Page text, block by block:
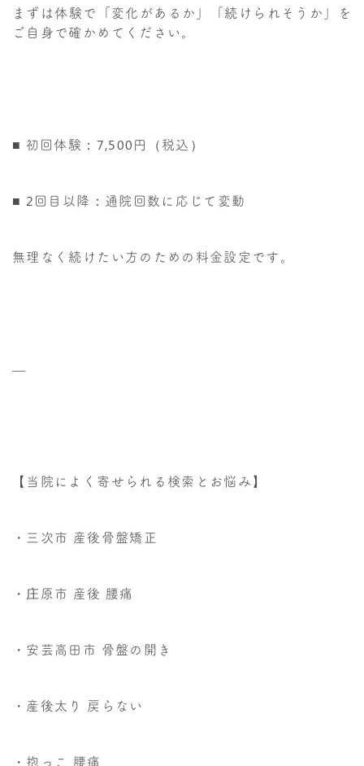
まずは体験で「変化があるか」「続けられそうか」を
ご自身で確かめてください。
■ 初回体験：7,500円（税込）
■ 2回目以降：通院回数に応じて変動
無理なく続けたい方のための料金設定です。
—
【当院によく寄せられる検索とお悩み】
・三次市 産後骨盤矯正
・庄原市 産後 腰痛
・安芸高田市 骨盤の開き
・産後太り 戻らない
・抱っこ 腰痛